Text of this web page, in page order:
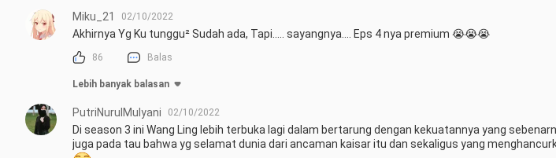
Miku_21 02/10/2022
Akhirnya Yg Ku tunggu² Sudah ada, Tapi..... sayangnya.... Eps 4 nya premium 😭😭😭
86 Balas
Lebih banyak balasan
PutriNurulMulyani 02/10/2022
Di season 3 ini Wang Ling lebih terbuka lagi dalam bertarung dengan kekuatannya yang
juga pada tau bahwa yg selamat dunia dari ancaman kaisar itu dan sekaligus yang